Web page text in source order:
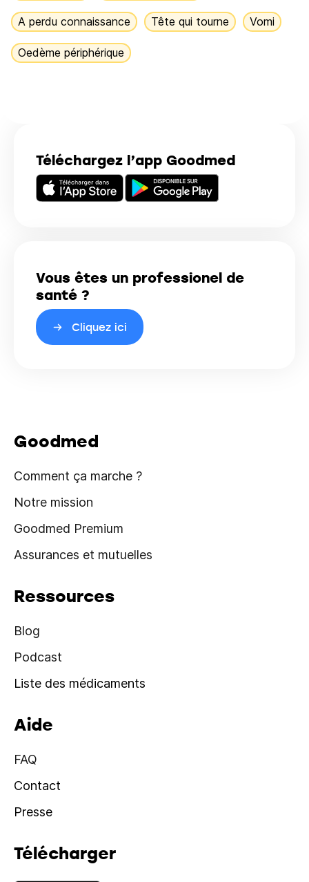
Téléchargez l’app Goodmed
Vous êtes un professionel de
santé ?
Cliquez ici
A perdu connaissance Tête qui tourne Vomi
Oedème périphérique
Goodmed
Comment ça marche ?
Notre mission
Goodmed Premium
Assurances et mutuelles
Ressources
Blog
Podcast
Liste des médicaments
Aide
FAQ
Contact
Presse
Télécharger